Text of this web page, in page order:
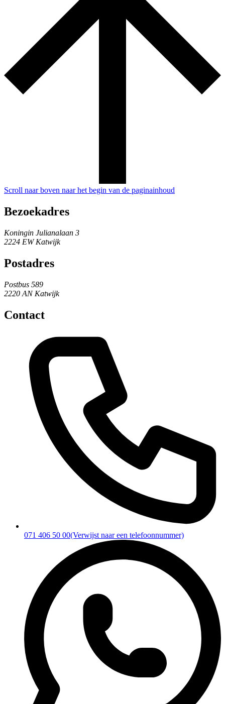
Scroll naar boven naar het begin van de paginainhoud
Bezoekadres
Koningin Julianalaan 3
2224 EW Katwijk
Postadres
Postbus 589
2220 AN Katwijk
Contact
071 406 50 00(Verwijst naar een telefoonnummer)